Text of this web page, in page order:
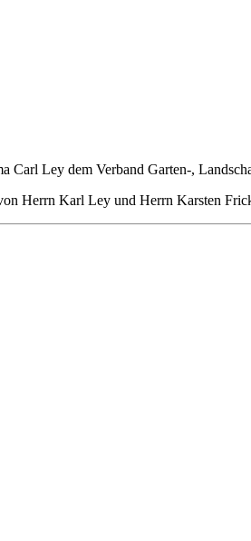
Ley dem Verband Garten-,
Herrn Karl Ley und Herrn Karsten